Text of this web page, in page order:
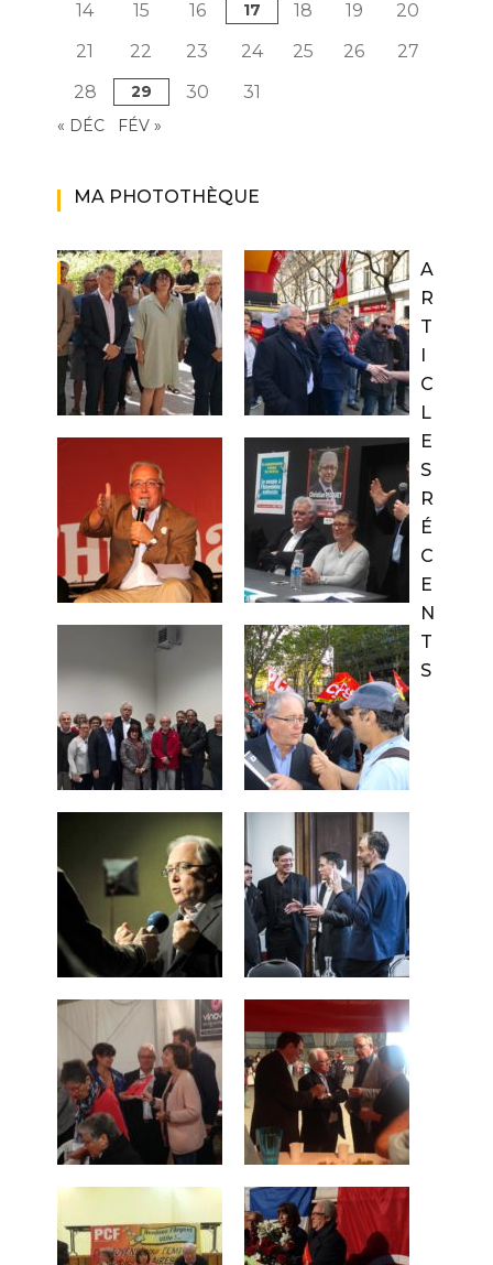
14
15 16 17 18 19
20
21
22 23 24 25 26
27
28
29 30 31
« DÉC FÉV »
MA PHOTOTHÈQUE
A
R
T
C
L
E
S
R
É
C
E
N
T
S